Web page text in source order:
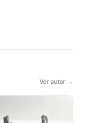
Ver autor →